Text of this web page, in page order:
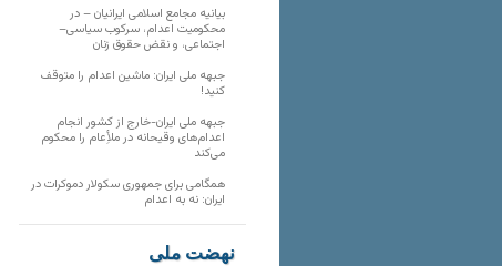
بیانیه مجامع اسلامی ایرانیان – در
محکومیت اعدام، سرکوب سیاسی–
اجتماعی، و نقض حقوق زنان
جبهه ملی ایران: ماشین اعدام را متوقف
کنید!
جبهه ملی ایران-خارج از کشور انجام
اعدام‌های وقیحانه در ملأِعام را محکوم
می‌کند
همگامی برای جمهوری سکولار دموکرات در
ایران: نه به اعدام
نهضت ملی